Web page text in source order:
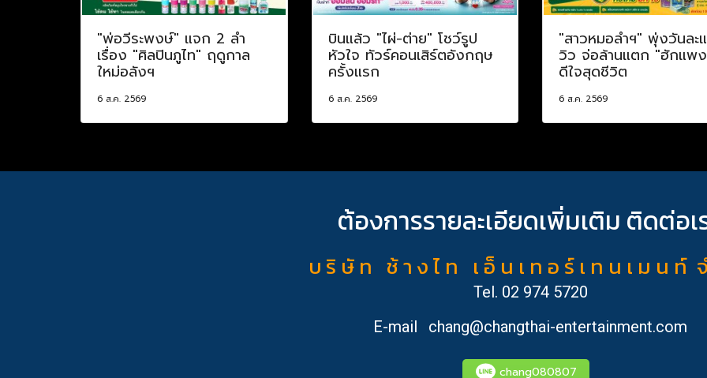
"พ่อวีระพงษ์" แจก 2 ลำ
เรื่อง "ศิลปินภูไท" ฤดูกาล
ใหม่อลังฯ
6 ส.ค. 2569
บินแล้ว "ไผ่-ต่าย" โชว์รูป
หัวใจ ทัวร์คอนเสิร์ตอังกฤษ
ครั้งแรก
6 ส.ค. 2569
"สาวหมอลำฯ" พุ่งวันละ
วิว จ่อล้านแตก "ฮักแพ
ดีใจสุดชีวิต
6 ส.ค. 2569
ต้องการรายละเอียดเพิ่มเติม ติดต่อเ
บ ริ ษั ท ช้ า ง ไ ท เ อ็ น เ ท อ ร์ เ ท น เ ม น ท์
Tel. 02 974 5720
E-mail
chang@changthai-entertainment.com
chang080807